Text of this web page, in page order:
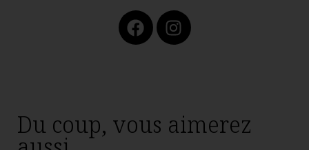
Du coup, vous aimerez